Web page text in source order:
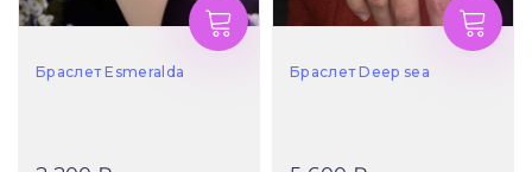
Браслет Esmeralda Браслет Deep sea